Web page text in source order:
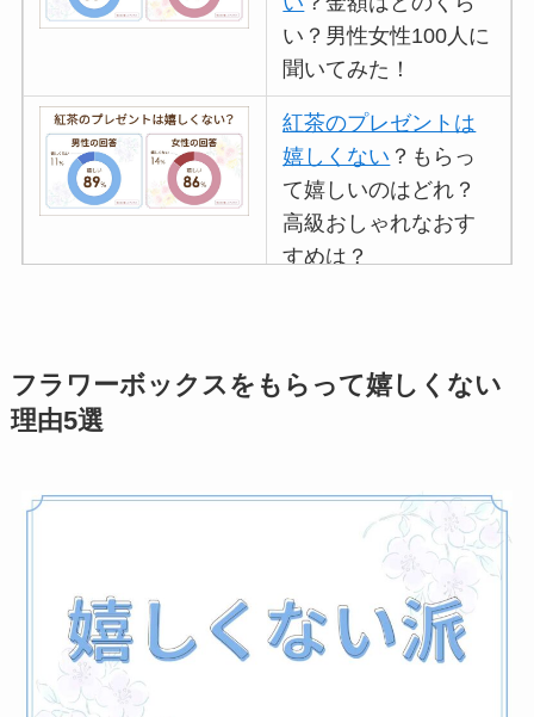
い？男性女性100人に
聞いてみた！
紅茶のプレゼントは
嬉しくない ？もらっ
て嬉しいのはどれ？
高級おしゃれなおす
すめは？
いらない？男性女性
トは嬉しくない？重
いしもらってもいら
ないのか調査！
ハンカチ•ハンドタオ
ルのプレゼントは嬉
フラワーボックスをもらって嬉しくない
理由5選